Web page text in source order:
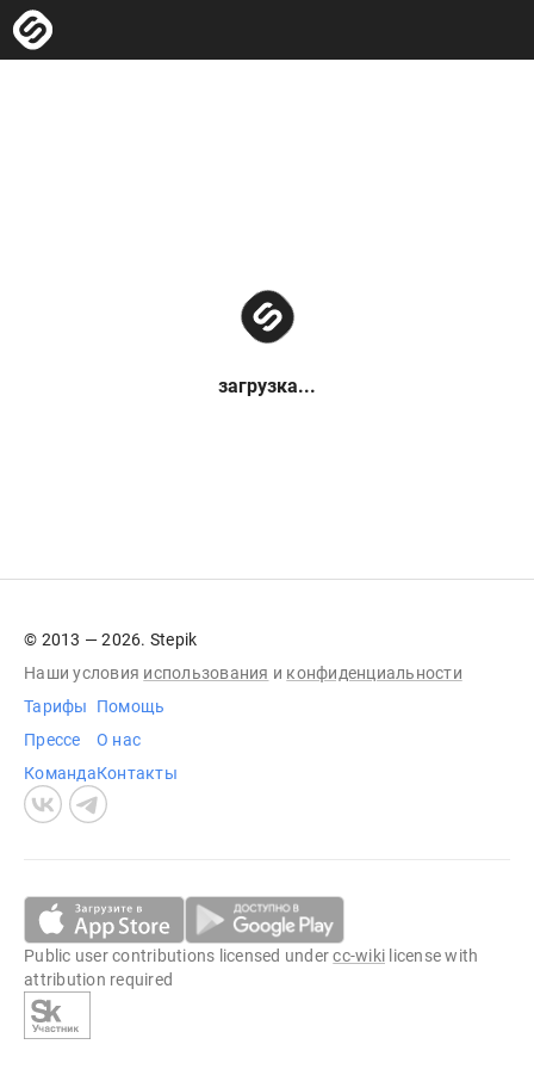
загрузка...
© 2013 — 2026. Stepik
Наши условия использования и конфиденциальности
Тарифы
Прессе
Команда
Помощь
О нас
Контакты
Public user contributions licensed undercc-wiki license with
attribution required